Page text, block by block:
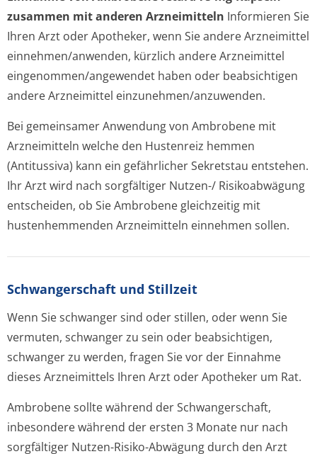
zusammen mit anderen Arzneimitteln Informieren Sie
Ihren Arzt oder Apotheker, wenn Sie andere Arzneimittel
einnehmen/anwenden, kürzlich andere Arzneimittel
eingenommen/an­gewendet haben oder beabsichtigen
andere Arzneimittel einzunehmen/an­zuwenden.
Bei gemeinsamer Anwendung von Ambrobene mit
Arzneimitteln welche den Hustenreiz hemmen
(Antitussiva) kann ein gefährlicher Sekretstau entstehen.
Ihr Arzt wird nach sorgfältiger Nutzen-/ Risikoabwägung
entscheiden, ob Sie Ambrobene gleichzeitig mit
hustenhemmenden Arzneimitteln einnehmen sollen.
Schwangerschaft und Stillzeit
Wenn Sie schwanger sind oder stillen, oder wenn Sie
vermuten, schwanger zu sein oder beabsichtigen,
schwanger zu werden, fragen Sie vor der Einnahme
dieses Arzneimittels Ihren Arzt oder Apotheker um Rat.
Ambrobene sollte während der Schwangerschaft,
inbesondere während der ersten 3 Monate nur nach
sorgfältiger Nutzen-Risiko-Abwägung durch den Arzt